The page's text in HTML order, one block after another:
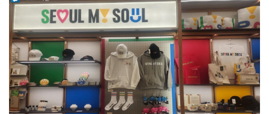
L
복
사
하
기
게
변
경
하
기
게
변
경
하
기